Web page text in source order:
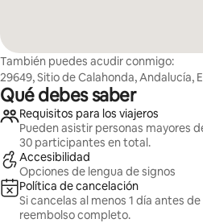
También puedes acudir conmigo:
29649, Sitio de Calahonda, Andalucía,
Qué debes saber
Requisitos para los viajeros
Pueden asistir personas mayores
30 participantes en total.
Accesibilidad
Opciones de lengua de signos
Política de cancelación
Si cancelas al menos 1 día antes
reembolso completo.